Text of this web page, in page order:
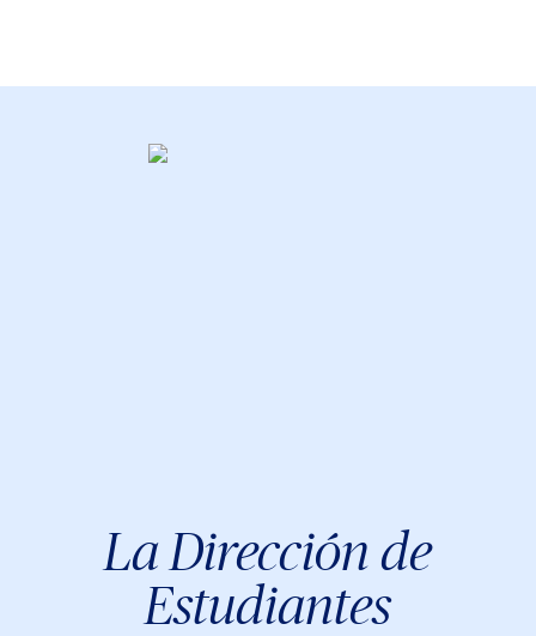
La Dirección de
Estudiantes